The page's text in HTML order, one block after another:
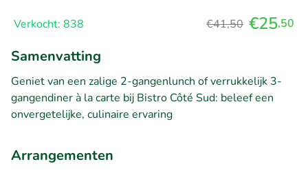
Verkocht: 838 €41,50 €25,50
Samenvatting
Geniet van een zalige 2-gangenlunch of verrukkelijk 3-
gangendiner à la carte bij Bistro Côté Sud: beleef een
onvergetelijke, culinaire ervaring
Arrangementen